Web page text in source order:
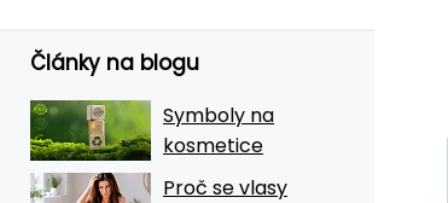
Články na blogu
Symboly na
kosmetice
Proč se vlasy